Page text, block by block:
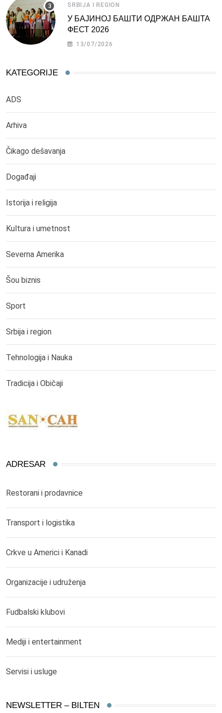
SRBIJA I REGION
У БАЈИНОЈ БАШТИ ОДРЖАН БАШТА
ФЕСТ 2026
13/07/2026
KATEGORIJE
ADS
Arhiva
Čikago dešavanja
Događaji
Istorija i religija
Kultura i umetnost
Severna Amerika
Šou biznis
Sport
Srbija i region
Tehnologija i Nauka
Tradicija i Običaji
ADRESAR
Restorani i prodavnice
Transport i logistika
Crkve u Americi i Kanadi
Organizacije i udruženja
Fudbalski klubovi
Mediji i entertainment
Servisi i usluge
NEWSLETTER – BILTEN